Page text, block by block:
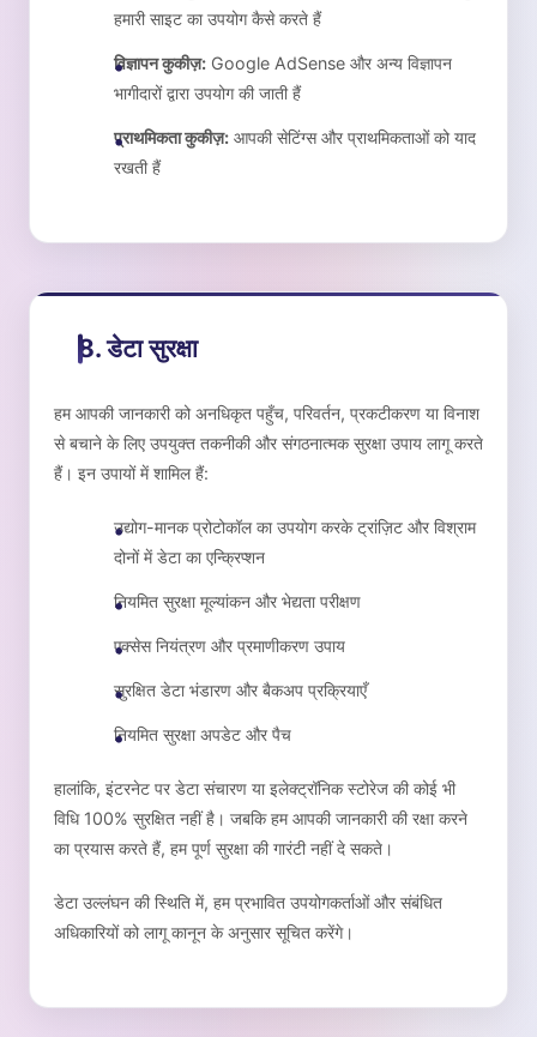
हमारी साइट का उपयोग कैसे करते हैं
विज्ञापन कुकीज़: Google AdSense और अन्य विज्ञापन
भागीदारों द्वारा उपयोग की जाती हैं
प्राथमिकता कुकीज़: आपकी सेटिंग्स और प्राथमिकताओं को याद
रखती हैं
8. डेटा सुरक्षा
हम आपकी जानकारी को अनधिकृत पहुँच, परिवर्तन, प्रकटीकरण या विनाश
से बचाने के लिए उपयुक्त तकनीकी और संगठनात्मक सुरक्षा उपाय लागू करते
हैं। इन उपायों में शामिल हैं:
उद्योग-मानक प्रोटोकॉल का उपयोग करके ट्रांज़िट और विश्राम
दोनों में डेटा का एन्क्रिप्शन
नियमित सुरक्षा मूल्यांकन और भेद्यता परीक्षण
एक्सेस नियंत्रण और प्रमाणीकरण उपाय
सुरक्षित डेटा भंडारण और बैकअप प्रक्रियाएँ
नियमित सुरक्षा अपडेट और पैच
हालांकि, इंटरनेट पर डेटा संचारण या इलेक्ट्रॉनिक स्टोरेज की कोई भी
विधि 100% सुरक्षित नहीं है। जबकि हम आपकी जानकारी की रक्षा करने
का प्रयास करते हैं, हम पूर्ण सुरक्षा की गारंटी नहीं दे सकते।
डेटा उल्लंघन की स्थिति में, हम प्रभावित उपयोगकर्ताओं और संबंधित
अधिकारियों को लागू कानून के अनुसार सूचित करेंगे।